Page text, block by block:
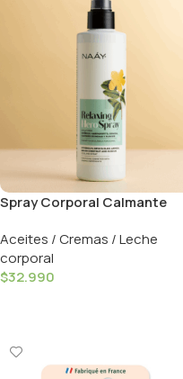
Spray Corporal Calmante
Aceites / Cremas / Leche
corporal
$32.990